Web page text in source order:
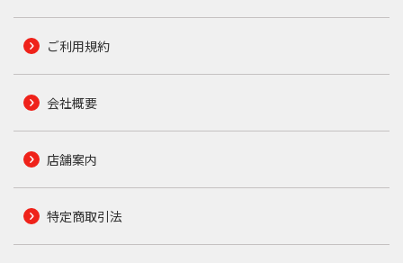
ご利用規約
会社概要
店舗案内
特定商取引法